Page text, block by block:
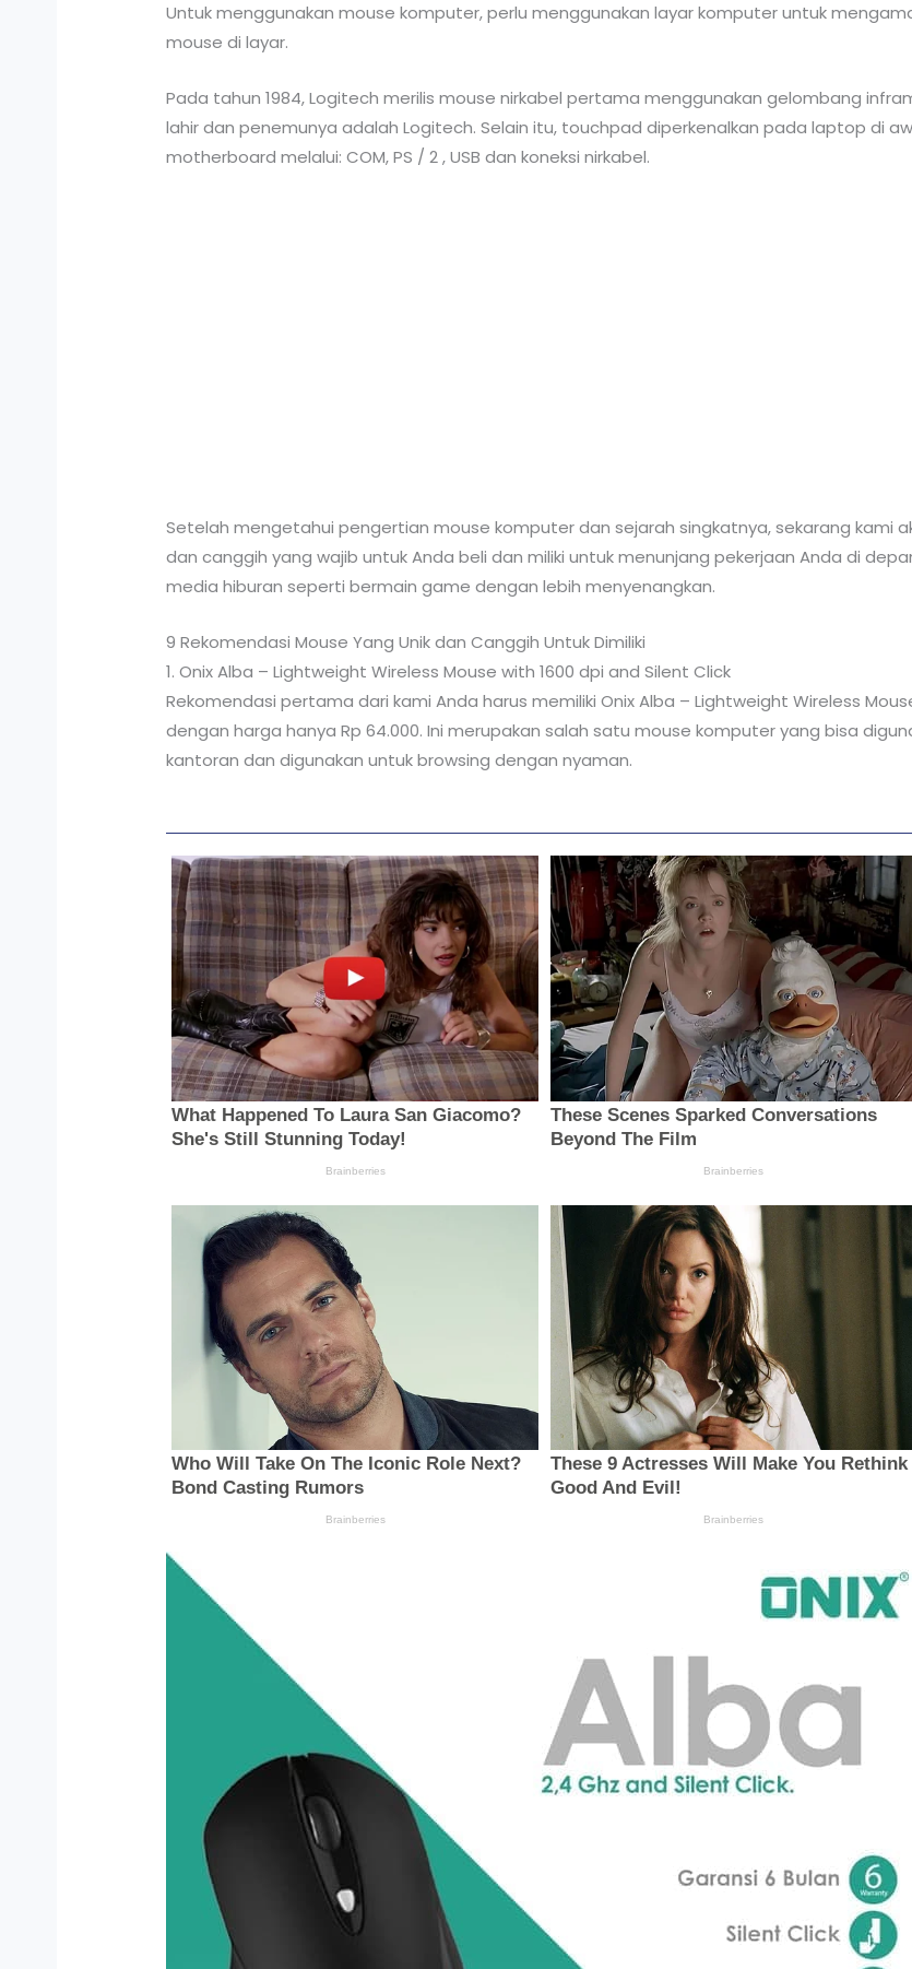
Untuk menggunakan mouse komputer, perlu menggunakan layar komputer untuk
mouse di layar.
Pada tahun 1984, Logitech merilis mouse nirkabel pertama menggunakan gelombang
lahir dan penemunya adalah Logitech. Selain itu, touchpad diperkenalkan pada laptop di
motherboard melalui: COM, PS / 2 , USB dan koneksi nirkabel.
Setelah mengetahui pengertian mouse komputer dan sejarah singkatnya, sekarang kami
dan canggih yang wajib untuk Anda beli dan miliki untuk menunjang pekerjaan Anda di
media hiburan seperti bermain game dengan lebih menyenangkan.
9 Rekomendasi Mouse Yang Unik dan Canggih Untuk Dimiliki
1. Onix Alba – Lightweight Wireless Mouse with 1600 dpi and Silent Click
Rekomendasi pertama dari kami Anda harus memiliki Onix Alba – Lightweight Wireless
dengan harga hanya Rp 64.000. Ini merupakan salah satu mouse komputer yang bisa
kantoran dan digunakan untuk browsing dengan nyaman.